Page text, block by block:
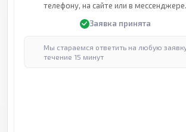
телефону, на сайте или в мессенджере.
Заявка принята
Мы стараемся ответить на любую
течение 15 минут